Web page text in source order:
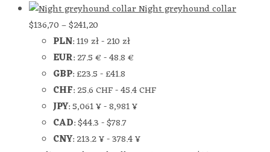
Night greyhound collar
$136,70–$241,20
PLN:119 zł-210 zł
EUR:27.5 €-48.8 €
GBP:£23.5-£41.8
CHF:25.6 CHF-45.4 CHF
JPY:5,061 ¥-8,981 ¥
CAD:$44.3-$78.7
CNY:213.2 ¥-378.4 ¥